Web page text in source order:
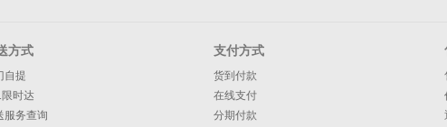
方式
自提
时达
服务查询
支付方式
货到付款
在线支付
分期付款